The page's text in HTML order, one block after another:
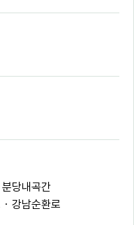
당내곡간
강남순환로